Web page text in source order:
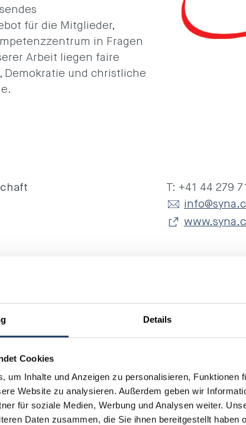
Details
Cookies
um Inhalte und Anzeigen zu personalisieren, Funktionen
Website zu analysieren. Außerdem geben wir
für soziale Medien, Werbung und Analysen weiter.
Daten zusammen, die Sie ihnen bereitgestellt haben
für die Mitglieder,
in Fragen
Arbeit liegen faire
Demokratie und christliche
T: +41 44 279
info
ich
und
für die